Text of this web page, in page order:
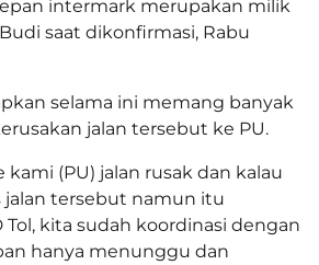
intermark merupakan milik
saat dikonfirmasi, Rabu
selama ini memang banyak
jalan tersebut ke PU.
kami (PU) jalan rusak dan kalau
jalan tersebut namun itu
Tol, kita sudah koordinasi dengan
hanya menunggu dan